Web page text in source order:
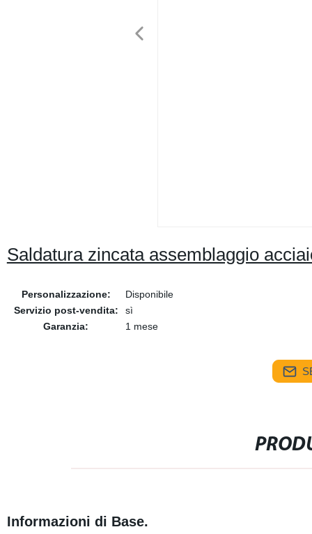
Saldatura zincata assemblaggio
Personalizzazione:
Disponibile
Servizio post-vendita:
sì
Garanzia:
1 mese
Informazioni di Base.